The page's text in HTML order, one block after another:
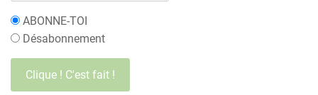
ABONNE-TOI
Désabonnement